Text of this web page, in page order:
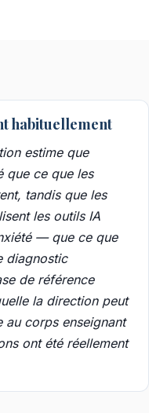
habituellement
estime que
que ce que les
tandis que les
les outils IA
— que ce que
diagnostic
de référence
la direction peut
au corps enseignant
ont été réellement